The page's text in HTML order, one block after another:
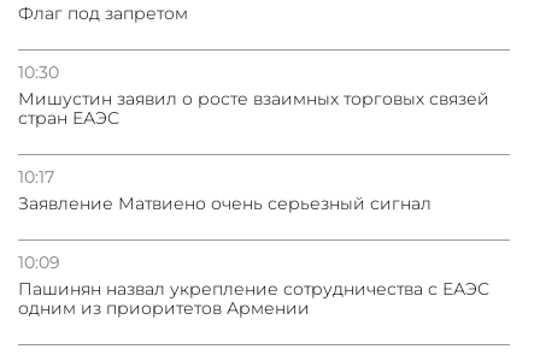
Флаг под запретом
10:30
Мишустин заявил о росте взаимных торговых связей
стран ЕАЭС
10:17
Заявление Матвиено очень серьезный сигнал
10:09
Пашинян назвал укрепление сотрудничества с ЕАЭС
одним из приоритетов Армении